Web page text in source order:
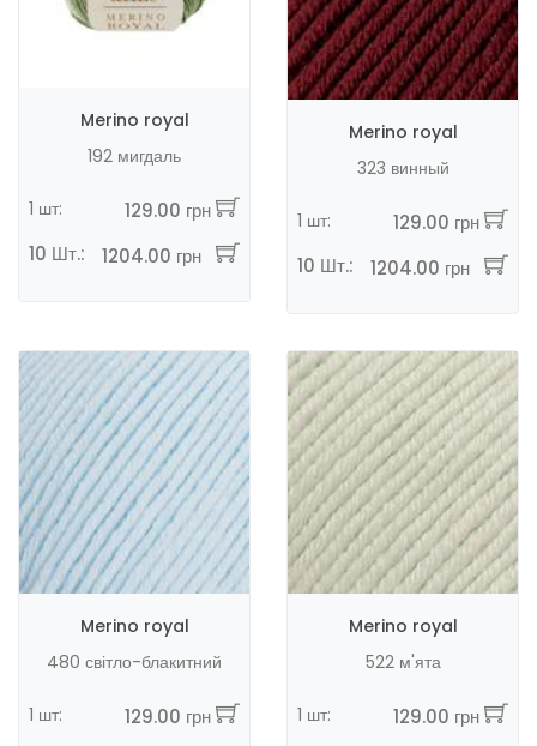
Merino royal
192 мигдаль
1 шт:
129.00 грн
10 Шт.:
1204.00 грн
Merino royal
323 винный
1 шт:
129.00 грн
10 Шт.:
1204.00 грн
Merino royal
480 світло-блакитний
1 шт:
129.00 грн
Merino royal
522 м'ята
1 шт:
129.00 грн